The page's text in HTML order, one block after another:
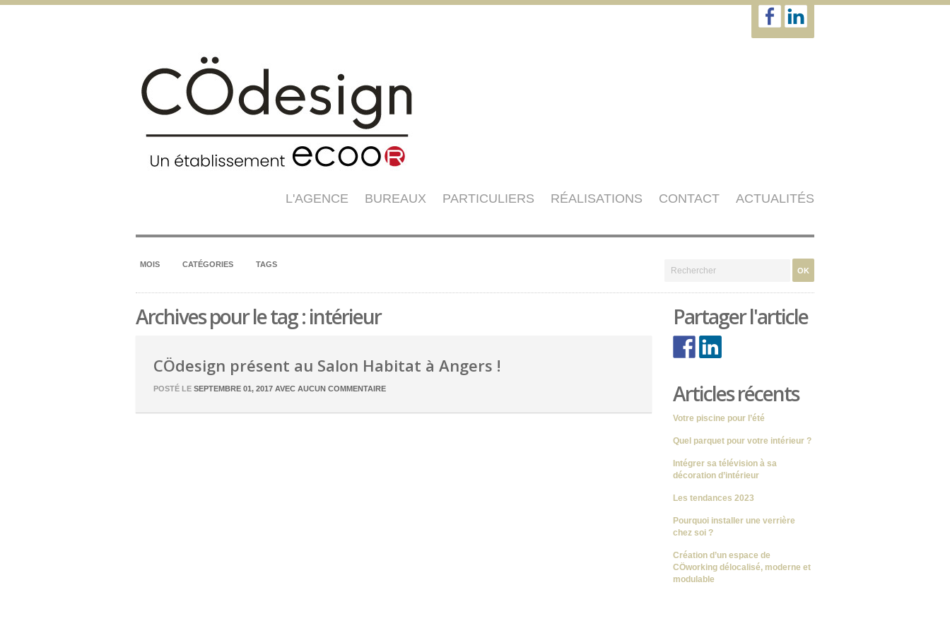
L'AGENCE BUREAUX PARTICULIERS RÉALISATIONS CONTACT ACTUALITÉS
MOIS CATÉGORIES TAGS
Archives pour le tag : intérieur
CÖdesign présent au Salon Habitat à Angers !
POSTÉ LE SEPTEMBRE 01, 2017 AVEC AUCUN COMMENTAIRE
Partager l'article
Articles récents
Votre piscine pour l’été
Quel parquet pour votre intérieur ?
Intégrer sa télévision à sa
décoration d’intérieur
Les tendances 2023
Pourquoi installer une verrière
chez soi ?
Création d’un espace de
CÖworking délocalisé, moderne et
modulable